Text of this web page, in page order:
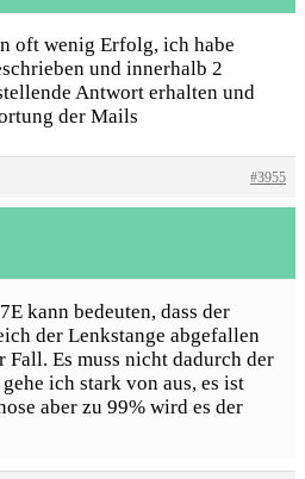
oft wenig Erfolg, ich habe
und innerhalb 2
Antwort erhalten und
der Mails
#3955
kann bedeuten, dass der
der Lenkstange abgefallen
Fall. Es muss nicht dadurch der
ich stark von aus, es ist
aber zu 99% wird es der